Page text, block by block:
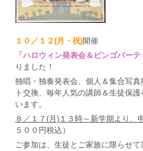
１０／１２(月・祝)開催
「ハロウィン発表会＆ビンゴパーテ
りました！
独唱・独奏発表会、個人＆集合写
ト交換、毎年人気の講師＆生徒保
います。
８／１７(月)１３時～新学期より、
５００円税込）
ご参加は、生徒とご家族に限らせて